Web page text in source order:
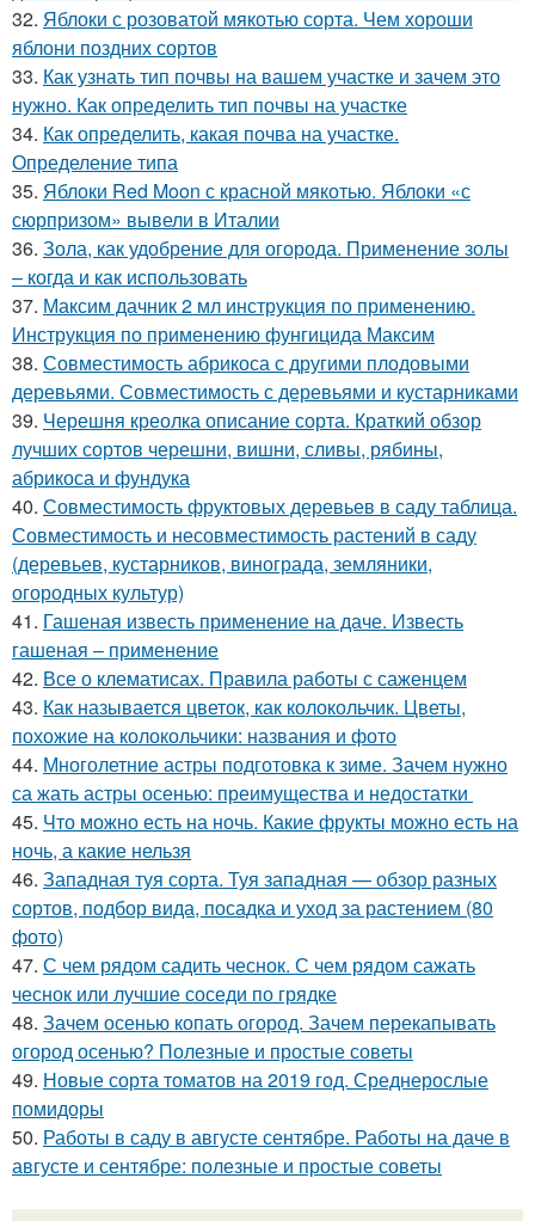
32. Яблоки с розоватой мякотью сорта. Чем хороши
яблони поздних сортов
33. Как узнать тип почвы на вашем участке и зачем это
нужно. Как определить тип почвы на участке
34. Как определить, какая почва на участке.
Определение типа
35. Яблоки Red Moon с красной мякотью. Яблоки «с
сюрпризом» вывели в Италии
36. Зола, как удобрение для огорода. Применение золы
– когда и как использовать
37. Максим дачник 2 мл инструкция по применению.
Инструкция по применению фунгицида Максим
38. Совместимость абрикоса с другими плодовыми
деревьями. Совместимость с деревьями и кустарниками
39. Черешня креолка описание сорта. Краткий обзор
лучших сортов черешни, вишни, сливы, рябины,
абрикоса и фундука
40. Совместимость фруктовых деревьев в саду таблица.
Совместимость и несовместимость растений в саду
(деревьев, кустарников, винограда, земляники,
огородных культур)
41. Гашеная известь применение на даче. Известь
гашеная – применение
42. Все о клематисах. Правила работы с саженцем
43. Как называется цветок, как колокольчик. Цветы,
похожие на колокольчики: названия и фото
44. Многолетние астры подготовка к зиме. Зачем нужно
са жать астры осенью: преимущества и недостатки
45. Что можно есть на ночь. Какие фрукты можно есть на
ночь, а какие нельзя
46. Западная туя сорта. Туя западная — обзор разных
сортов, подбор вида, посадка и уход за растением (80
фото)
47. С чем рядом садить чеснок. С чем рядом сажать
чеснок или лучшие соседи по грядке
48. Зачем осенью копать огород. Зачем перекапывать
огород осенью? Полезные и простые советы
49. Новые сорта томатов на 2019 год. Среднерослые
помидоры
50. Работы в саду в августе сентябре. Работы на даче в
августе и сентябре: полезные и простые советы